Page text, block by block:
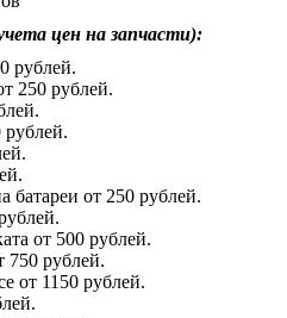
цен на запчасти):
рублей.
250 рублей.
рублей.
батареи от 250 рублей.
от 500 рублей.
750 рублей.
от 1150 рублей.